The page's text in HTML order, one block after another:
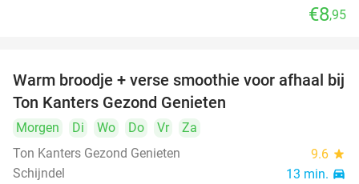
€8,95
43%
Warm broodje + verse smoothie voor afhaal bij
Ton Kanters Gezond Genieten
Morgen Di Wo Do Vr
Za
Ton Kanters Gezond Genieten
9.6 star
Schijndel 13 min. directions_car